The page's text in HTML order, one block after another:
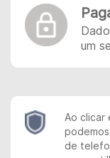
um
Ao clicar
de